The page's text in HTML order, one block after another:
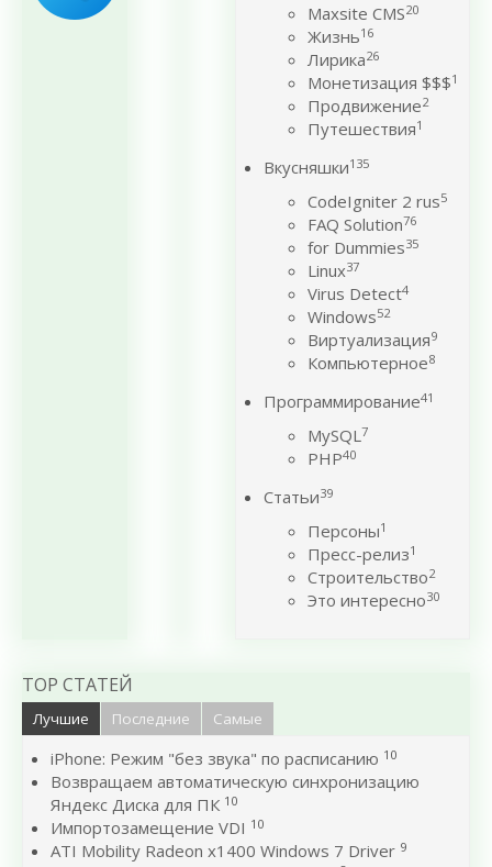
Maxsite CMS20
Жизнь16
Лирика26
Монетизация $$$1
Продвижение2
Путешествия1
Вкусняшки135
CodeIgniter 2 rus5
FAQ Solution76
for Dummies35
Linux37
Virus Detect4
Windows52
Виртуализация9
Компьютерное8
Программирование41
MySQL7
PHP40
Статьи39
Персоны1
Пресс-релиз1
Строительство2
Это интересно30
TOP СТАТЕЙ
Лучшие Последние Самые
iPhone: Режим "без звука" по расписанию 10
Возвращаем автоматическую синхронизацию
Яндекс Диска для ПК 10
Импортозамещение VDI 10
ATI Mobility Radeon x1400 Windows 7 Driver 9